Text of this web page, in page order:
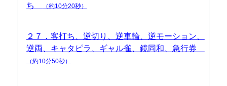
ち
（約10分20秒）
２７．客打ち、逆切り、逆車輪、逆モーション、
逆両、キャタピラ、ギャル雀、鏡同和、急行券
（約10分50秒）